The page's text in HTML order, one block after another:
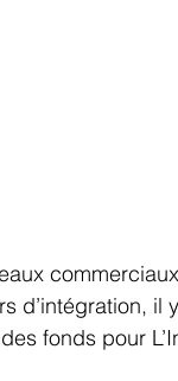
d’intégration, il
fonds pour